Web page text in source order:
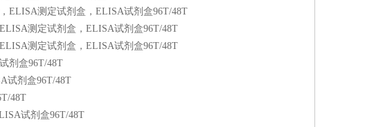
ELISA测定试剂盒，ELISA试剂盒96T/48T
测定试剂盒，ELISA试剂盒96T/48T
测定试剂盒，ELISA试剂盒96T/48T
剂盒96T/48T
试剂盒96T/48T
48T
试剂盒96T/48T